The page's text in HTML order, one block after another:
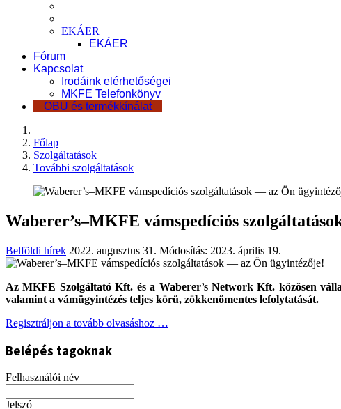
EKÁER
EKÁER
Fórum
Kapcsolat
Irodáink elérhetőségei
MKFE Telefonkönyv
OBU és termékkínálat
Főlap
Szolgáltatások
További szolgáltatások
Waberer’s–MKFE vámspedíciós
Belföldi hírek 2022. augusztus 31. Módosítás: 2023. április 19.
Az MKFE Szolgáltató Kft. és a Waberer’s Network Kft. közösen
valamint a vámügyintézés teljes körű, zökkenőmentes lefolytatását.
Regisztráljon a tovább olvasáshoz …
Belépés tagoknak
Felhasználói név
Jelszó